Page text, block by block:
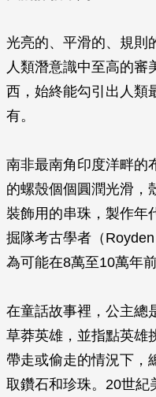
光亮的、平滑的、規則
人類潛意識中至高的審
西，始終能勾引出人類
有。
南非最南角印度洋畔的
的螺殼個個圓潤光滑，
裝飾用的串珠，製作年
掘隊考古學者（
為可能在8萬至10萬年
在童話故事裡，公主總
草莽英雄，並指點英雄
帶走或偷走的情況下，
取鑽石和珍珠。20世紀